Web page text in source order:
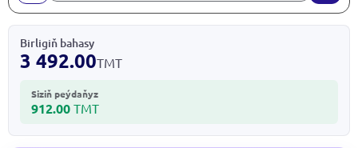
Birligiň bahasy
3 492.00TMT
Siziň peýdaňyz
912.00 TMT